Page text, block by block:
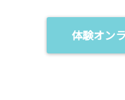
体験オン